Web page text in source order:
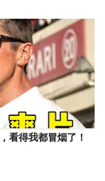
看得我都冒烟了！